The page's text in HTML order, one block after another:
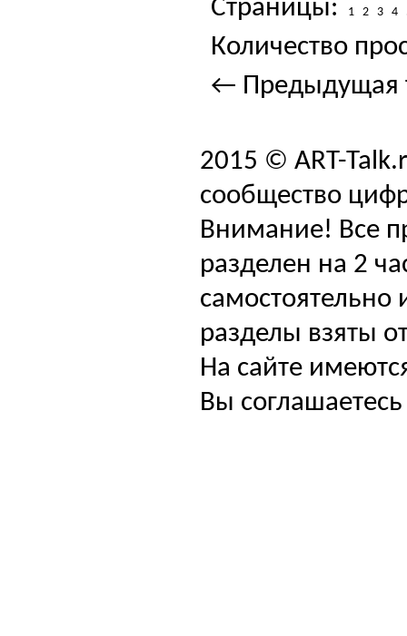
Страницы: 1 2 3 4
Количество
← Предыдущая
2015 © ART-
сообщество
Внимание! Все
разделен на 2
самостоятельно
разделы взяты
На сайте
Вы